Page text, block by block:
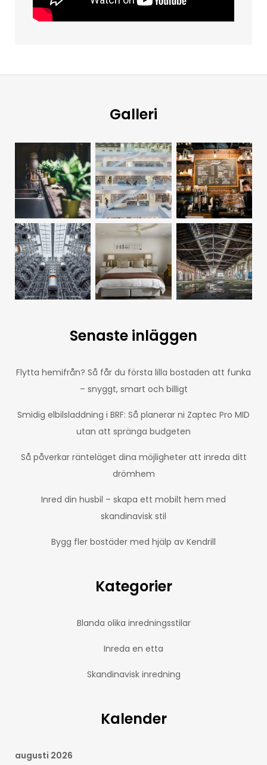
Galleri
Senaste inläggen
Flytta hemifrån? Så får du första lilla bostaden att funka
– snyggt, smart och billigt
Smidig elbilsladdning i BRF: Så planerar ni Zaptec Pro MID
utan att spränga budgeten
Så påverkar ränteläget dina möjligheter att inreda ditt
drömhem
Inred din husbil – skapa ett mobilt hem med
skandinavisk stil
Bygg fler bostäder med hjälp av Kendrill
Kategorier
Blanda olika inredningsstilar
Inreda en etta
Skandinavisk inredning
Kalender
augusti 2026